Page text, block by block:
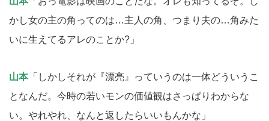
かし女の主の角ってのは…主人の角、つまり夫の…角みた
いに生えてるアレのことか?」
山本「しかしそれが『漂亮』っていうのは一体どういうこ
となんだ。今時の若いモンの価値観はさっぱりわからな
い。やれやれ、なんと返したらいいもんかな」